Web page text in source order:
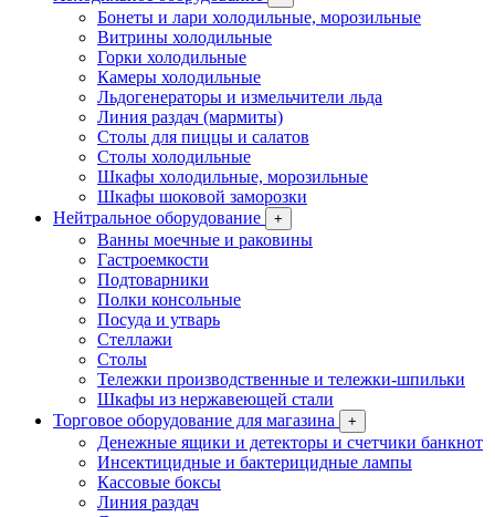
Бонеты и лари холодильные, морозильные
Витрины холодильные
Горки холодильные
Камеры холодильные
Льдогенераторы и измельчители льда
Линия раздач (мармиты)
Столы для пиццы и салатов
Столы холодильные
Шкафы холодильные, морозильные
Шкафы шоковой заморозки
Нейтральное оборудование
+
Ванны моечные и раковины
Гастроемкости
Подтоварники
Полки консольные
Посуда и утварь
Стеллажи
Столы
Тележки производственные и тележки-шпильки
Шкафы из нержавеющей стали
Торговое оборудование для магазина
+
Денежные ящики и детекторы и счетчики банкнот
Инсектицидные и бактерицидные лампы
Кассовые боксы
Линия раздач